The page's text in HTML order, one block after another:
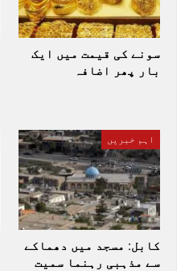
سونے کی قیمت میں ایک
بار پھر اضافہ
اہم خبریں
کابل: مسجد میں دھماکے
سے مذہبی رہنما سمیت